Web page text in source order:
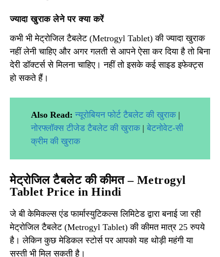
ज्यादा खुराक लेने पर क्या करें
कभी भी मेट्रोजिल टैबलेट (Metrogyl Tablet) की ज्यादा खुराक
नहीं लेनी चाहिए और अगर गलती से आपने ऐसा कर दिया है तो बिना
देरी डॉक्टर्स से मिलना चाहिए। नहीं तो इसके कई साइड इफेक्ट्स
हो सकते हैं।
Also Read: न्यूरोबियन फोर्ट टैबलेट की खुराक|
नोरफ्लॉक्स टीजेड टैबलेट की खुराक| बेटनोवेट-सी
क्रीम की खुराक
मेट्रोजिल टैबलेट की कीमत – Metrogyl
Tablet Price in Hindi
जे बी केमिकल्स एंड फार्मास्युटिकल्स लिमिटेड द्वारा बनाई जा रही
मेट्रोजिल टैबलेट (Metrogyl Tablet) की कीमत मात्र 25 रुपये
है। लेकिन कुछ मेडिकल स्टोर्स पर आपको यह थोड़ी महंगी या
सस्ती भी मिल सकती है।